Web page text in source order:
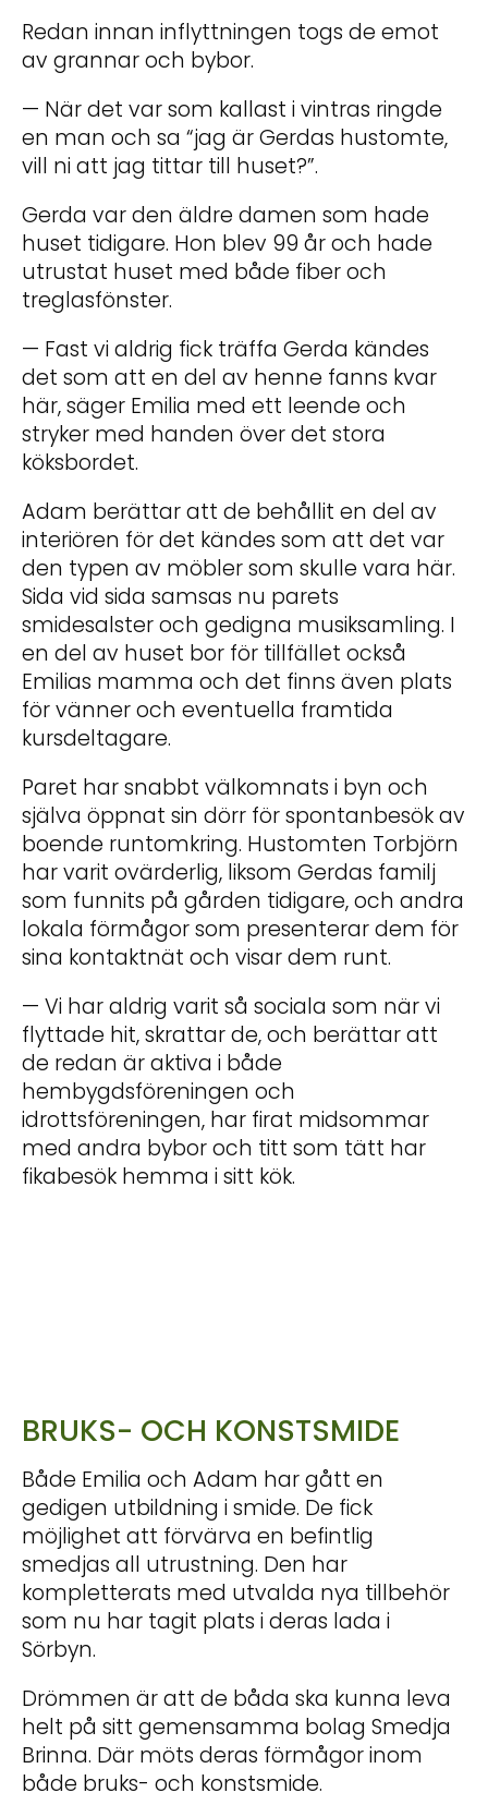
Redan innan inflyttningen togs de emot
av grannar och bybor.
— När det var som kallast i vintras ringde
en man och sa “jag är Gerdas hustomte,
vill ni att jag tittar till huset?”.
Gerda var den äldre damen som hade
huset tidigare. Hon blev 99 år och hade
utrustat huset med både fiber och
treglasfönster.
— Fast vi aldrig fick träffa Gerda kändes
det som att en del av henne fanns kvar
här, säger Emilia med ett leende och
stryker med handen över det stora
köksbordet.
Adam berättar att de behållit en del av
interiören för det kändes som att det var
den typen av möbler som skulle vara här.
Sida vid sida samsas nu parets
smidesalster och gedigna musiksamling. I
en del av huset bor för tillfället också
Emilias mamma och det finns även plats
för vänner och eventuella framtida
kursdeltagare.
Paret har snabbt välkomnats i byn och
själva öppnat sin dörr för spontanbesök av
boende runtomkring. Hustomten Torbjörn
har varit ovärderlig, liksom Gerdas familj
som funnits på gården tidigare, och andra
lokala förmågor som presenterar dem för
sina kontaktnät och visar dem runt.
— Vi har aldrig varit så sociala som när vi
flyttade hit, skrattar de, och berättar att
de redan är aktiva i både
hembygdsföreningen och
idrottsföreningen, har firat midsommar
med andra bybor och titt som tätt har
fikabesök hemma i sitt kök.
BRUKS- OCH KONSTSMIDE
Både Emilia och Adam har gått en
gedigen utbildning i smide. De fick
möjlighet att förvärva en befintlig
smedjas all utrustning. Den har
kompletterats med utvalda nya tillbehör
som nu har tagit plats i deras lada i
Sörbyn.
Drömmen är att de båda ska kunna leva
helt på sitt gemensamma bolag Smedja
Brinna. Där möts deras förmågor inom
både bruks- och konstsmide.